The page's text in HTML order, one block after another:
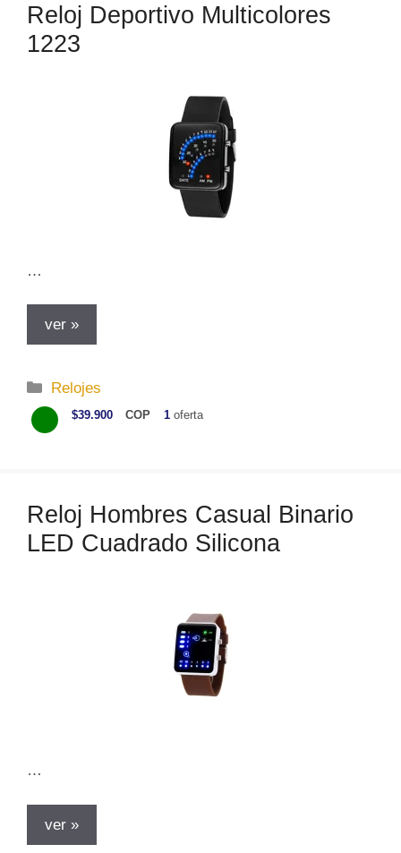
í
a
s
Reloj Deportivo Multicolores
1223
…
ver »
C
a
t
r
í
Relojes
$39.900 COP 1 oferta
Reloj Hombres Casual Binario
LED Cuadrado Silicona
…
ver »